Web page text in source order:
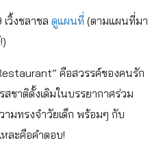
วิ้งชลาชล ดูแผนที่ (ตามแผนที่มา
คือสวรรค์ของคนรัก
ชาติดั้งเดิมในบรรยากาศร่วม
มทรงจำวัยเด็ก พร้อมๆ กับ
ละคือคำตอบ!